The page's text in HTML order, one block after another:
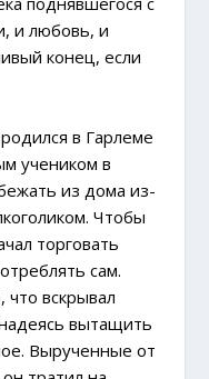
и любовь, и
конец, если
в Гарлеме
учеником в
из дома из-
Чтобы
торговать
сам.
что вскрывал
вытащить
Вырученные от